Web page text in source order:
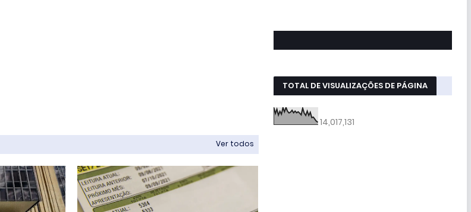
Ver todos
TOTAL DE VISUALIZAÇÕES DE PÁGINA
14,017,131